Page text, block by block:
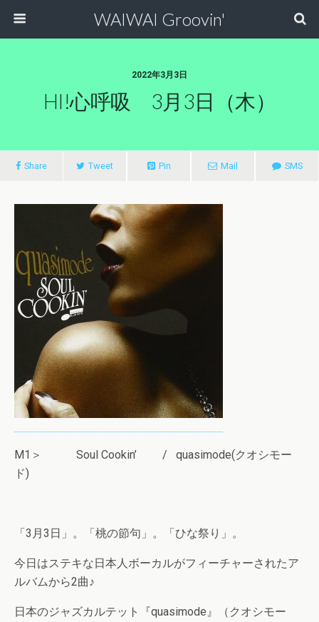
WAIWAI Groovin'
2022年3月3日
HI!心呼吸 3月3日（木）
Share Tweet Pin Mail SMS
M1＞ Soul Cookin’ / quasimode(クオシモー
ド)
「3月3日」。「桃の節句」。「ひな祭り」。
今日はステキな日本人ボーカルがフィーチャーされたア
ルバムから2曲♪
日本のジャズカルテット『quasimode』（クオシモー